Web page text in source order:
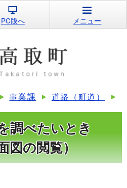
PC版へ メニュー
事業課 道路（町道）
調べたいとき
図の閲覧）